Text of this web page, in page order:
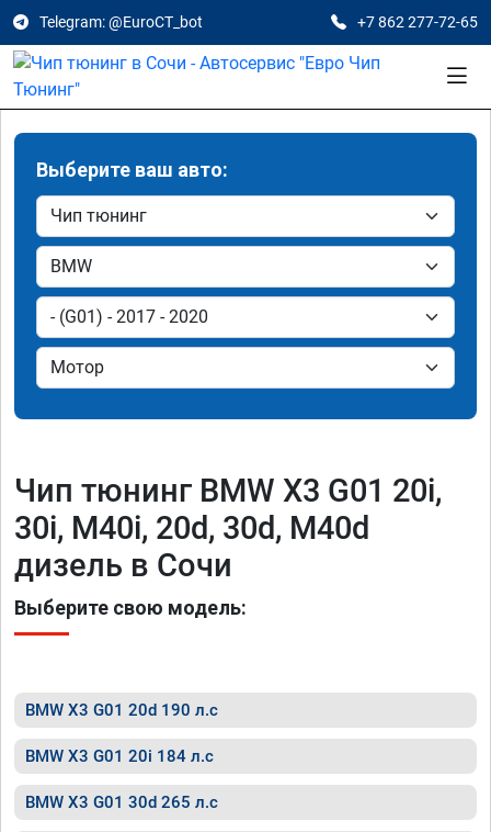
Telegram: @EuroCT_bot +7 862 277-72-65
Выберите ваш авто:
Чип тюнинг BMW X3 G01 20i,
30i, M40i, 20d, 30d, M40d
дизель в Сочи
Выберите свою модель:
BMW X3 G01 20d 190 л.с
BMW X3 G01 20i 184 л.с
BMW X3 G01 30d 265 л.с